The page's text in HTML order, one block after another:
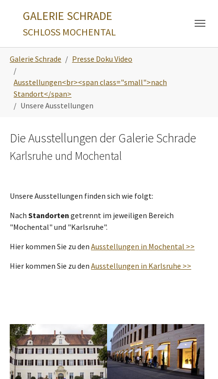
GALERIE SCHRADE
SCHLOSS MOCHENTAL
Galerie Schrade Presse Doku Video
Ausstellungen<br><span class="small">nach
Standort</span>
Unsere Ausstellungen
Die Ausstellungen der Galerie Schrade
Karlsruhe und Mochental
Unsere Ausstellungen finden sich wie folgt:
Nach Standorten getrennt im jeweiligen Bereich
"Mochental" und "Karlsruhe".
Hier kommen Sie zu den Ausstellungen in Mochental >>
Hier kommen Sie zu den Ausstellungen in Karlsruhe >>